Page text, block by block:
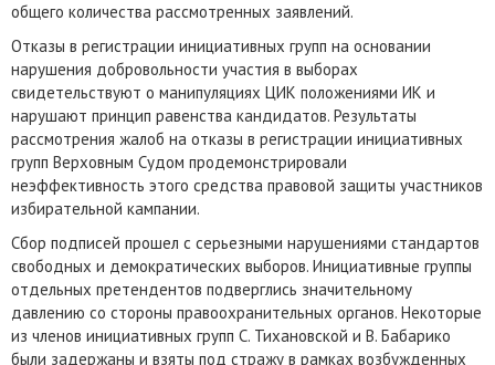
общего количества рассмотренных заявлений.
Отказы в регистрации инициативных групп на основании
нарушения добровольности участия в выборах
свидетельствуют о манипуляциях ЦИК положениями ИК и
нарушают принцип равенства кандидатов. Результаты
рассмотрения жалоб на отказы в регистрации инициативных
групп Верховным Судом продемонстрировали
неэффективность этого средства правовой защиты участников
избирательной кампании.
Сбор подписей прошел с серьезными нарушениями стандартов
свободных и демократических выборов. Инициативные группы
отдельных претендентов подверглись значительному
давлению со стороны правоохранительных органов. Некоторые
из членов инициативных групп С. Тихановской и В. Бабарико
были задержаны и взяты под стражу в рамках возбужденных